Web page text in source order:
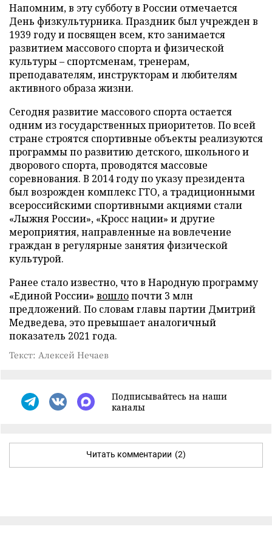
Напомним, в эту субботу в России отмечается
День физкультурника. Праздник был учрежден в
1939 году и посвящен всем, кто занимается
развитием массового спорта и физической
культуры – спортсменам, тренерам,
преподавателям, инструкторам и любителям
активного образа жизни.
Сегодня развитие массового спорта остается
одним из государственных приоритетов. По всей
стране строятся спортивные объекты реализуются
программы по развитию детского, школьного и
дворового спорта, проводятся массовые
соревнования. В 2014 году по указу президента
был возрожден комплекс ГТО, а традиционными
всероссийскими спортивными акциями стали
«Лыжня России», «Кросс нации» и другие
мероприятия, направленные на вовлечение
граждан в регулярные занятия физической
культурой.
Ранее стало известно, что в Народную программу
«Единой России» вошлопочти 3 млн
предложений. По словам главы партии Дмитрий
Медведева, это превышает аналогичный
показатель 2021 года.
Текст: Алексей Нечаев
Подписывайтесь на наши
каналы
Читать комментарии (2)